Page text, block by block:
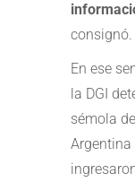
consignó.
En ese
la DGI
sémola
Argentina